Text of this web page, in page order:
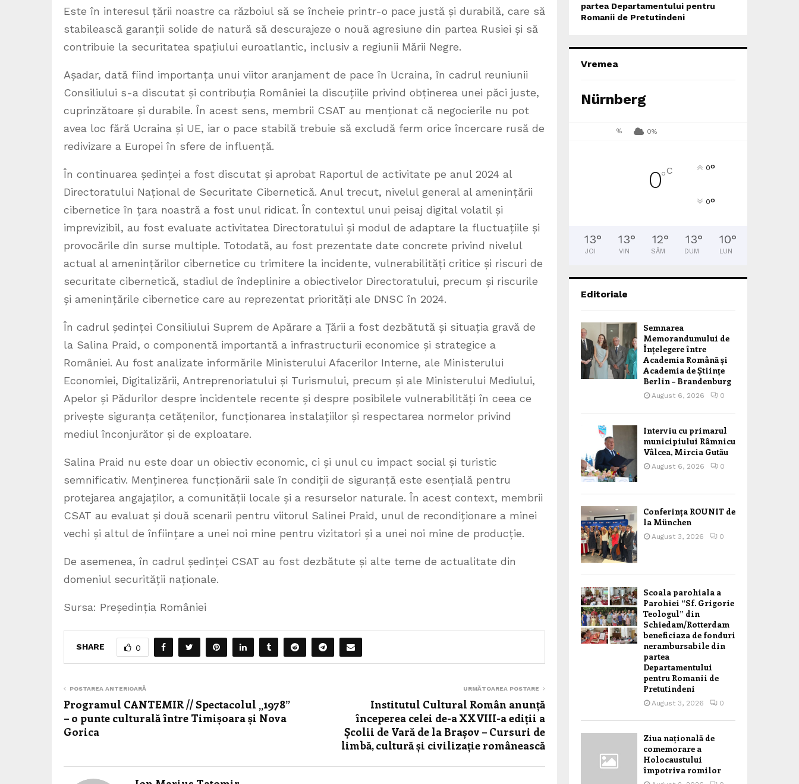
Este în interesul țării noastre ca războiul să se încheie printr-o pace justă și durabilă, care să
stabilească garanții solide de natură să descurajeze o nouă agresiune din partea Rusiei și să
contribuie la securitatea spațiului euroatlantic, inclusiv a regiunii Mării Negre.
Așadar, dată fiind importanța unui viitor aranjament de pace în Ucraina, în cadrul reuniunii
Consiliului s-a discutat și contribuția României la discuțiile privind obținerea unei păci juste,
cuprinzătoare și durabile. În acest sens, membrii CSAT au menționat că negocierile nu pot
avea loc fără Ucraina și UE, iar o pace stabilă trebuie să excludă ferm orice încercare rusă de
redivizare a Europei în sfere de influență.
În continuarea ședinței a fost discutat și aprobat Raportul de activitate pe anul 2024 al
Directoratului Național de Securitate Cibernetică. Anul trecut, nivelul general al amenințării
cibernetice în țara noastră a fost unul ridicat. În contextul unui peisaj digital volatil și
imprevizibil, au fost evaluate activitatea Directoratului și modul de adaptare la fluctuațiile și
provocările din surse multiple. Totodată, au fost prezentate date concrete privind nivelul
actual al amenințărilor cibernetice cu trimitere la incidente, vulnerabilități critice și riscuri de
securitate cibernetică, stadiul de îndeplinire a obiectivelor Directoratului, precum și riscurile
și amenințările cibernetice care au reprezentat priorități ale DNSC în 2024.
În cadrul ședinței Consiliului Suprem de Apărare a Țării a fost dezbătută și situația gravă de
la Salina Praid, o componentă importantă a infrastructurii economice și strategice a
României. Au fost analizate informările Ministerului Afacerilor Interne, ale Ministerului
Economiei, Digitalizării, Antreprenoriatului și Turismului, precum și ale Ministerului Mediului,
Apelor și Pădurilor despre incidentele recente și despre posibilele vulnerabilități în ceea ce
privește siguranța cetățenilor, funcționarea instalațiilor și respectarea normelor privind
mediul înconjurător și de exploatare.
Salina Praid nu este doar un obiectiv economic, ci și unul cu impact social și turistic
semnificativ. Menținerea funcționării sale în condiții de siguranță este esențială pentru
protejarea angajaților, a comunității locale și a resurselor naturale. În acest context, membrii
CSAT au evaluat și două scenarii pentru viitorul Salinei Praid, unul de recondiționare a minei
vechi și altul de înființare a unei noi mine pentru vizitatori și a unei noi mine de producție.
De asemenea, în cadrul ședinței CSAT au fost dezbătute și alte teme de actualitate din
domeniul securității naționale.
Sursa: Președinția României
SHARE 0
POSTAREA ANTERIOARĂ
Programul CANTEMIR // Spectacolul „1978”
– o punte culturală între Timișoara și Nova
Gorica
URMĂTOAREA POSTARE
Institutul Cultural Român anunță
începerea celei de-a XXVIII-a ediții a
Școlii de Vară de la Brașov – Cursuri de
limbă, cultură și civilizație românească
partea Departamentului pentru
Romanii de Pretutindeni
Vremea
Nürnberg
% 0%
0°C 0°
0°
13°
JOI
13°
VIN
12°
SÂM
13°
DUM
10°
LUN
Editoriale
Semnarea
Memorandumului de
Înțelegere între
Academia Română și
Academia de Științe
Berlin – Brandenburg
August 6, 2026 0
Interviu cu primarul
municipiului Râmnicu
Vâlcea, Mircia Gutău
August 6, 2026 0
Conferința ROUNIT de
la München
August 3, 2026 0
Scoala parohiala a
Parohiei “Sf. Grigorie
Teologul” din
Schiedam/Rotterdam
beneficiaza de fonduri
nerambursabile din
partea
Departamentului
pentru Romanii de
Pretutindeni
August 3, 2026 0
Ziua națională de
comemorare a
Holocaustului
împotriva romilor